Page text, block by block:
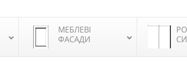
МЕБЛЕВІ
ФАСАДИ